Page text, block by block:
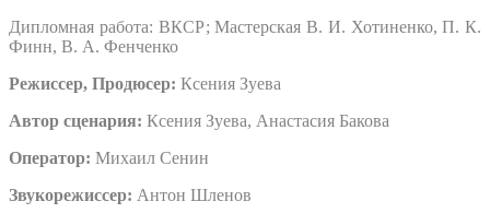
Дипломная работа: ВКСР; Мастерская В. И. Хотиненко, П. К.
Финн, В. А. Фенченко
Режиссер, Продюсер: Ксения Зуева
Автор сценария: Ксения Зуева, Анастасия Бакова
Оператор: Михаил Сенин
Звукорежиссер: Антон Шленов